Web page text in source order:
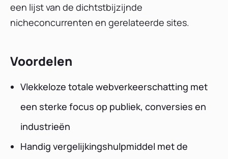
een lijst van de dichtstbijzijnde
nicheconcurrenten en gerelateerde sites.
Voordelen
Vlekkeloze totale webverkeerschatting met
een sterke focus op publiek, conversies en
industrieën
Handig vergelijkingshulpmiddel met de